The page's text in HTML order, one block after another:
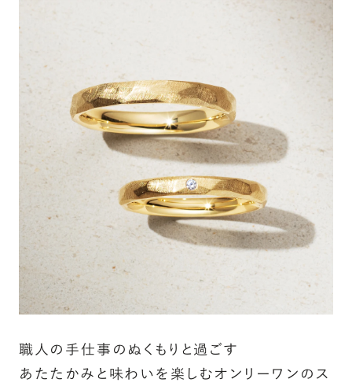
いデザインがございます。詳細はお問い合
シークレットストーン：指輪の内側に留める宝石のこ
指輪の内側に、誕生石やピンクダイヤモンドなど、お好みの
宝石を選んでセッティングすることができます。ショッピング
カート画面で、お好みの宝石をお選びください (有料)。
詳しく見る
職人の手仕事のぬくもりと過ごす
あたたかみと味わいを楽しむオンリーワンのス